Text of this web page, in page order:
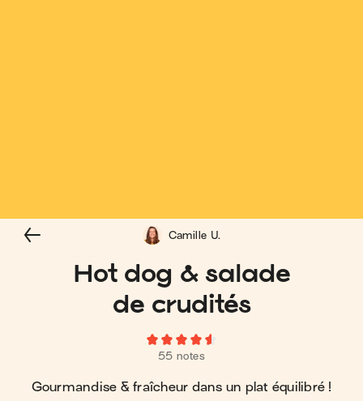
Hot dog & salade
de crudités
55 notes
Gourmandise & fraîcheur dans un plat équilibré !
Camille U.